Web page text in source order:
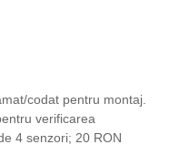
codat pentru montaj.
verificarea
4 senzori; 20 RON